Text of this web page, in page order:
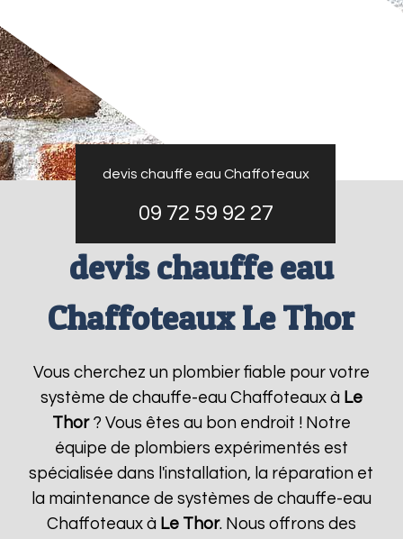
devis chauffe eau Chaffoteaux
09 72 59 92 27
devis chauffe eau
Chaffoteaux Le Thor
Vous cherchez un plombier fiable pour votre
système de chauffe-eau Chaffoteaux à Le
Thor? Vous êtes au bon endroit ! Notre
équipe de plombiers expérimentés est
spécialisée dans l'installation, la réparation et
la maintenance de systèmes de chauffe-eau
Chaffoteaux à Le Thor. Nous offrons des